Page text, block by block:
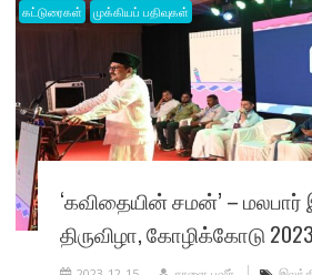
கட்டுரைகள் முக்கியப் பதிவுகள்
‘கவிதையின் சமன்’ –
திருவிழா, கோழிக்கோடு 2023